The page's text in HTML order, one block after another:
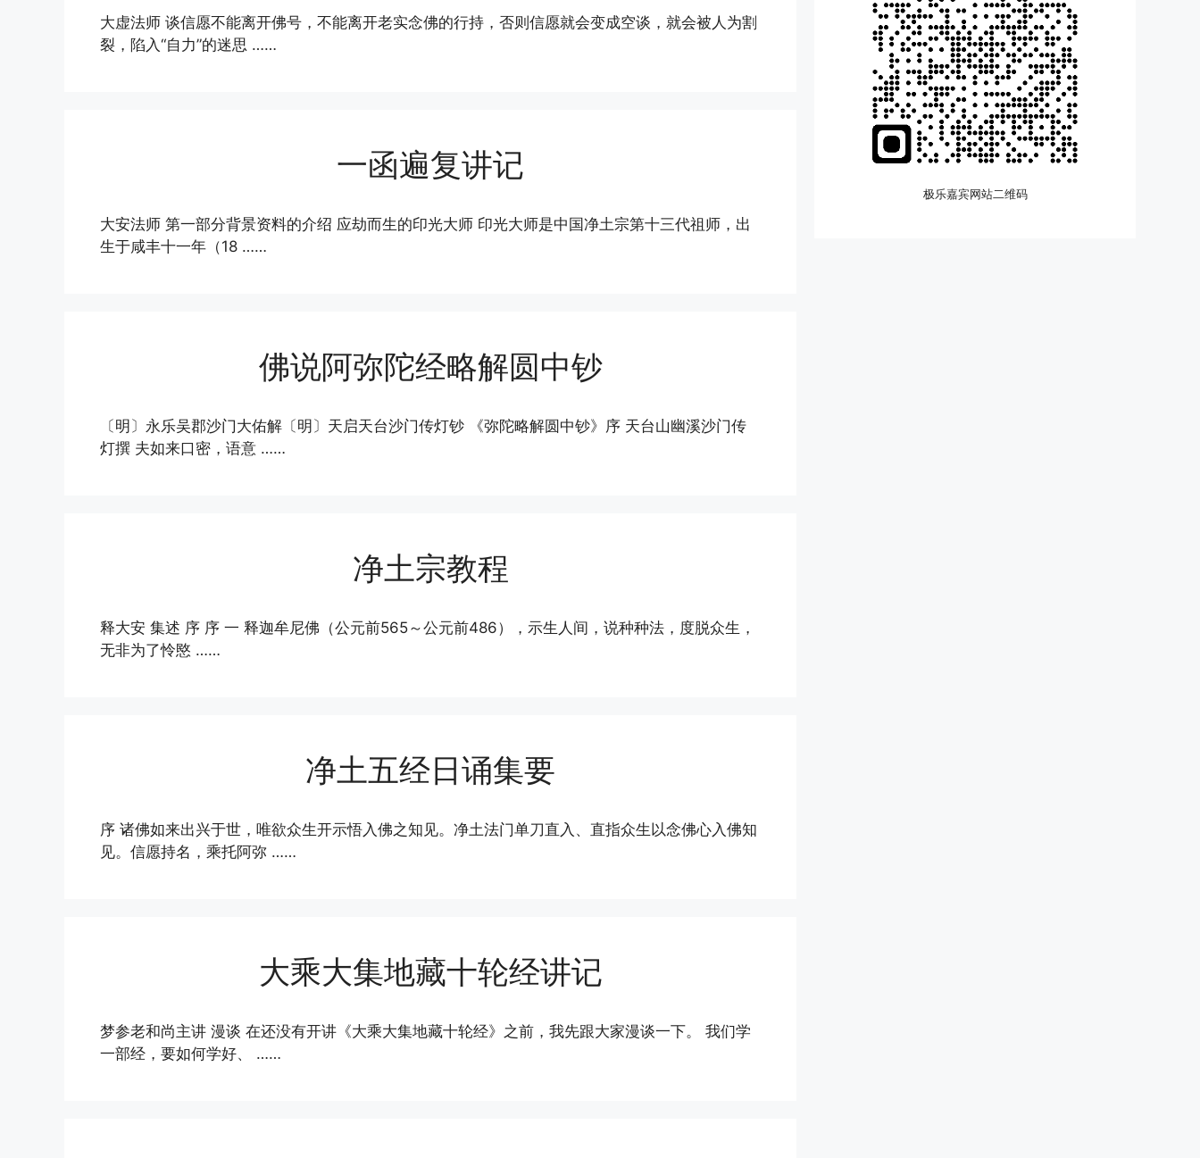
大虚法师 谈信愿不能离开佛号，不能离开老实念佛的行持，否则信愿就会变成空谈，就会被人为割
裂，陷入“自力”的迷思 ……
一函遍复讲记
大安法师 第一部分背景资料的介绍 应劫而生的印光大师 印光大师是中国净土宗第十三代祖师，出
生于咸丰十一年（18 ……
佛说阿弥陀经略解圆中钞
〔明〕永乐吴郡沙门大佑解〔明〕天启天台沙门传灯钞 《弥陀略解圆中钞》序 天台山幽溪沙门传
灯撰 夫如来口密，语意 ……
净土宗教程
释大安 集述 序 序 一 释迦牟尼佛（公元前565～公元前486），示生人间，说种种法，度脱众生，
无非为了怜愍 ……
净土五经日诵集要
序 诸佛如来出兴于世，唯欲众生开示悟入佛之知见。净土法门单刀直入、直指众生以念佛心入佛知
见。信愿持名，乘托阿弥 ……
大乘大集地藏十轮经讲记
梦参老和尚主讲 漫谈 在还没有开讲《大乘大集地藏十轮经》之前，我先跟大家漫谈一下。 我们学
一部经，要如何学好、 ……
极乐嘉宾网站二维码